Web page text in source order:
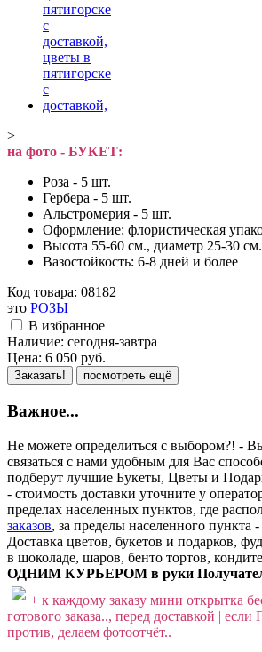
>
на фото - БУКЕТ:
Роза - 5 шт.
Гербера - 5 шт.
Альстромерия - 5 шт.
Оформление: флористическая
Высота 55-60 см., диаметр 25-30 см.
Вазостойкость: 6-8 дней и более
Код товара: 08182
это РОЗЫ
В избранное
Наличие: сегодня-завтра
Цена: 6 050 руб.
Заказать! посмотреть ещё
Важное...
Не можете определиться с выбором?! -
связаться с нами удобным для Вас
подберут лучшие Букеты, Цветы и
- стоимость доставки уточните у
пределах населенных пунктов, где
заказов, за пределы населенного пункта
Доставка цветов, букетов и подарков,
в шоколаде, шаров, бенто тортов,
ОДНИМ КУРЬЕРОМ в руки
+ к каждому заказу мини открытка
готового заказа.., перед доставкой | если
против, делаем фотоотчёт..